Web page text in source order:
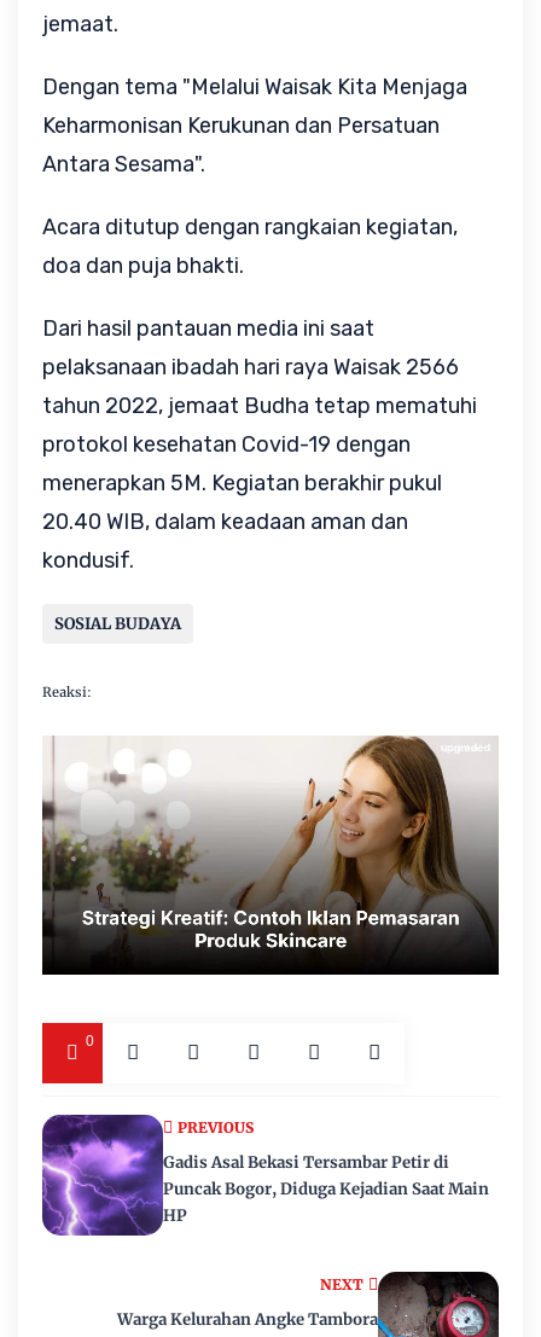
jemaat.
Dengan tema "Melalui Waisak Kita Menjaga
Keharmonisan Kerukunan dan Persatuan
Antara Sesama".
Acara ditutup dengan rangkaian kegiatan,
doa dan puja bhakti.
Dari hasil pantauan media ini saat
pelaksanaan ibadah hari raya Waisak 2566
tahun 2022, jemaat Budha tetap mematuhi
protokol kesehatan Covid-19 dengan
menerapkan 5M. Kegiatan berakhir pukul
20.40 WIB, dalam keadaan aman dan
kondusif.
SOSIAL BUDAYA
Reaksi:
0
NEXT
Warga Kelurahan Angke Tambora
PREVIOUS
Gadis Asal Bekasi Tersambar Petir di
Puncak Bogor, Diduga Kejadian Saat Main
HP